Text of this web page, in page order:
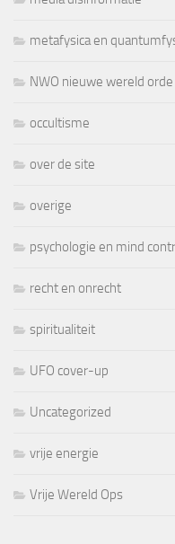
metafysica en
NWO nieuwe wereld orde
occultisme
over de site
overige
psychologie en mind
recht en onrecht
spiritualiteit
UFO cover-up
Uncategorized
vrije energie
Vrije Wereld Ops